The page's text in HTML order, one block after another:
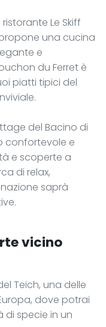
Le Skiff
una cucina
e
du Ferret è
piatti tipici del
del Bacino di
confortevole e
e scoperte a
di relax,
saprà
vicino
Teich, una delle
dove potrai
di specie in un